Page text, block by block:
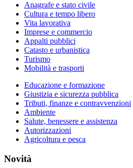
Anagrafe e stato civile
Cultura e tempo libero
Vita lavorativa
Imprese e commercio
Appalti pubblici
Catasto e urbanistica
Turismo
Mobilità e trasporti
Educazione e formazione
Giustizia e sicurezza pubblica
Tributi, finanze e contravvenzioni
Ambiente
Salute, benessere e assistenza
Autorizzazioni
Agricoltura e pesca
Novità